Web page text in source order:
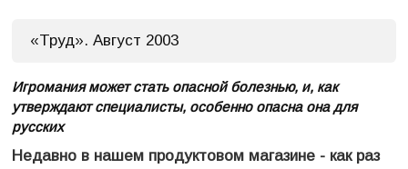
«Труд». Август 2003
Игромания может стать опасной болезнью, и, как
утверждают специалисты, особенно опасна она для
русских
Недавно в нашем продуктовом магазине - как раз